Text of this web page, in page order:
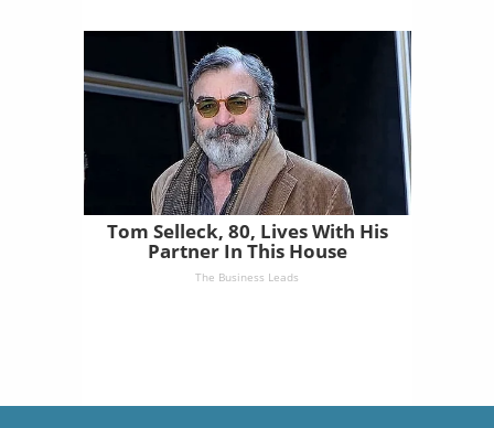
Tom Selleck, 80, Lives With His
Partner In This House
The Business Leads